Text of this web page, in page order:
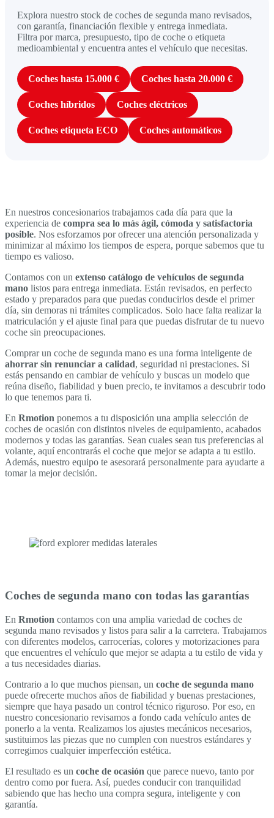
Explora nuestro stock de coches de segunda mano revisados,
con garantía, financiación flexible y entrega inmediata.
Filtra por marca, presupuesto, tipo de coche o etiqueta
medioambiental y encuentra antes el vehículo que necesitas.
Coches hasta 15.000 € Coches hasta 20.000 €
Coches híbridos Coches eléctricos
Coches etiqueta ECO Coches automáticos
En nuestros concesionarios trabajamos cada día para que la
experiencia de compra sea lo más ágil, cómoda y satisfactoria
posible. Nos esforzamos por ofrecer una atención personalizada y
minimizar al máximo los tiempos de espera, porque sabemos que tu
tiempo es valioso.
Contamos con un extenso catálogo de vehículos de segunda
mano listos para entrega inmediata. Están revisados, en perfecto
estado y preparados para que puedas conducirlos desde el primer
día, sin demoras ni trámites complicados. Solo hace falta realizar la
matriculación y el ajuste final para que puedas disfrutar de tu nuevo
coche sin preocupaciones.
Comprar un coche de segunda mano es una forma inteligente de
ahorrar sin renunciar a calidad, seguridad ni prestaciones. Si
estás pensando en cambiar de vehículo y buscas un modelo que
reúna diseño, fiabilidad y buen precio, te invitamos a descubrir todo
lo que tenemos para ti.
En Rmotion ponemos a tu disposición una amplia selección de
coches de ocasión con distintos niveles de equipamiento, acabados
modernos y todas las garantías. Sean cuales sean tus preferencias al
volante, aquí encontrarás el coche que mejor se adapta a tu estilo.
Además, nuestro equipo te asesorará personalmente para ayudarte a
tomar la mejor decisión.
Coches de segunda mano con todas las garantías
En Rmotion contamos con una amplia variedad de coches de
segunda mano revisados y listos para salir a la carretera. Trabajamos
con diferentes modelos, carrocerías, colores y motorizaciones para
que encuentres el vehículo que mejor se adapta a tu estilo de vida y
a tus necesidades diarias.
Contrario a lo que muchos piensan, un coche de segunda mano
puede ofrecerte muchos años de fiabilidad y buenas prestaciones,
siempre que haya pasado un control técnico riguroso. Por eso, en
nuestro concesionario revisamos a fondo cada vehículo antes de
ponerlo a la venta. Realizamos los ajustes mecánicos necesarios,
sustituimos las piezas que no cumplen con nuestros estándares y
corregimos cualquier imperfección estética.
El resultado es un coche de ocasión que parece nuevo, tanto por
dentro como por fuera. Así, puedes conducir con tranquilidad
sabiendo que has hecho una compra segura, inteligente y con
garantía.